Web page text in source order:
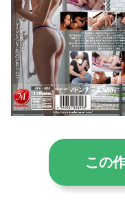
この